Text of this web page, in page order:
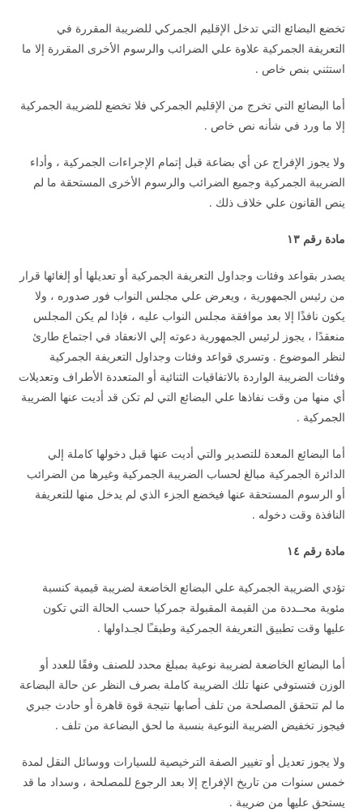
تخضع البضائع التي تدخل الإقليم الجمركي للضريبة المقررة في
التعريفة الجمركية علاوة علي الضرائب والرسوم الأخرى المقررة إلا ما
استثني بنص خاص .
أما البضائع التي تخرج من الإقليم الجمركي فلا تخضع للضريبة الجمركية
إلا ما ورد في شأنه نص خاص .
ولا يجوز الإفراج عن أي بضاعة قبل إتمام الإجراءات الجمركية ، وأداء
الضريبة الجمركية وجميع الضرائب والرسوم الأخرى المستحقة ما لم
ينص القانون علي خلاف ذلك .
مادة رقم ١٣
يصدر بقواعد وفئات وجداول التعريفة الجمركية أو تعديلها أو إلغائها قرار
من رئيس الجمهورية ، ويعرض علي مجلس النواب فور صدوره ، ولا
يكون نافذًا إلا بعد موافقة مجلس النواب عليه ، فإذا لم يكن المجلس
منعقدًا ، يجوز لرئيس الجمهورية دعوته إلي الانعقاد في اجتماع طارئ
لنظر الموضوع . وتسري قواعد وفئات وجداول التعريفة الجمركية
وفئات الضريبة الواردة بالاتفاقيات الثنائية أو المتعددة الأطراف وتعديلات
أي منها من وقت نفاذها علي البضائع التي لم تكن قد أديت عنها الضريبة
الجمركية .
أما البضائع المعدة للتصدير والتي أديت عنها قبل دخولها كاملة إلي
الدائرة الجمركية مبالغ لحساب الضريبة الجمركية وغيرها من الضرائب
أو الرسوم المستحقة عنها فيخضع الجزء الذي لم يدخل منها للتعريفة
النافذة وقت دخوله .
مادة رقم ١٤
تؤدي الضريبة الجمركية علي البضائع الخاضعة لضريبة قيمية كنسبة
مئوية محــددة من القيمة المقبولة جمركيا حسب الحالة التي تكون
عليها وقت تطبيق التعريفة الجمركية وطبقـًا لجـداولها .
أما البضائع الخاضعة لضريبة نوعية بمبلغ محدد للصنف وفقًا للعدد أو
الوزن فتستوفي عنها تلك الضريبة كاملة بصرف النظر عن حالة البضاعة
ما لم تتحقق المصلحة من تلف أصابها نتيجة قوة قاهرة أو حادث جبري
فيجوز تخفيض الضريبة النوعية بنسبة ما لحق البضاعة من تلف .
ولا يجوز تعديل أو تغيير الصفة الترخيصية للسيارات ووسائل النقل لمدة
خمس سنوات من تاريخ الإفراج إلا بعد الرجوع للمصلحة ، وسداد ما قد
يستحق عليها من ضريبة .